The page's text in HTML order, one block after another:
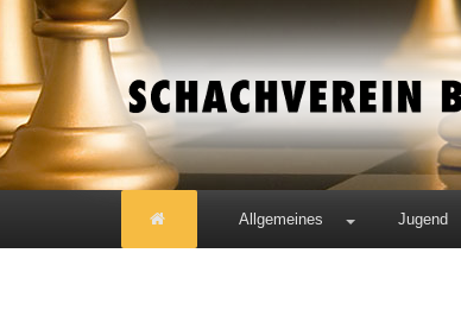
Allgemeines Jugend